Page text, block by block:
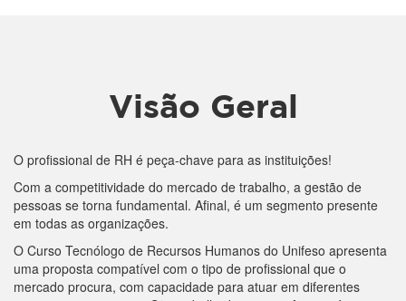
Visão Geral
O profissional de RH é peça-chave para as instituições!
Com a competitividade do mercado de trabalho, a gestão de
pessoas se torna fundamental. Afinal, é um segmento presente
em todas as organizações.
O Curso Tecnólogo de Recursos Humanos do Unifeso apresenta
uma proposta compatível com o tipo de profissional que o
mercado procura, com capacidade para atuar em diferentes